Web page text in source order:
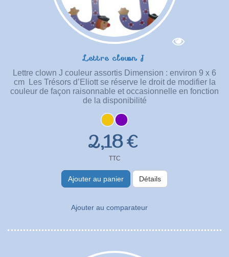
Lettre clown J
Lettre clown J couleur assortis Dimension : environ 9 x 6
cm Les Trésors d’Eliott se réserve le droit de modifier la
couleur de façon raisonnable et occasionnelle en fonction
de la disponibilité
2,18 €
TTC
Ajouter au panier Détails
Ajouter au comparateur